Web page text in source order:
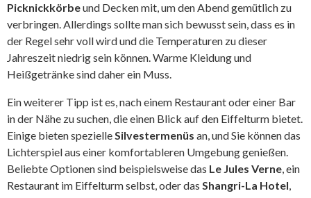
Picknickkörbeund Decken mit, um den Abend gemütlich zu
verbringen. Allerdings sollte man sich bewusst sein, dass es in
der Regel sehr voll wird und die Temperaturen zu dieser
Jahreszeit niedrig sein können. Warme Kleidung und
Heißgetränke sind daher ein Muss.
Ein weiterer Tipp ist es, nach einem Restaurant oder einer Bar
in der Nähe zu suchen, die einen Blick auf den Eiffelturm bietet.
Einige bieten spezielleSilvestermenüs an, und Sie können das
Lichterspiel aus einer komfortableren Umgebung genießen.
Beliebte Optionen sind beispielsweise das Le Jules Verne, ein
Restaurant im Eiffelturm selbst, oder das Shangri-La Hotel,